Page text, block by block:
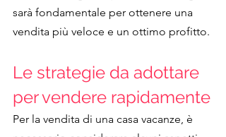
sarà fondamentale per ottenere una
vendita più veloce e un ottimo profitto.
Le strategie da adottare
per vendere rapidamente
Per la vendita di una casa vacanze, è